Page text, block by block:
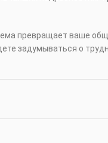
превращает ваше
задумываться о